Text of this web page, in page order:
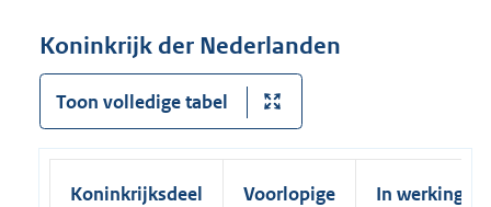
)
Koninkrijk der Nederlanden
Toon volledige tabel
Koninkrijksdeel
Voorlopige
In werking